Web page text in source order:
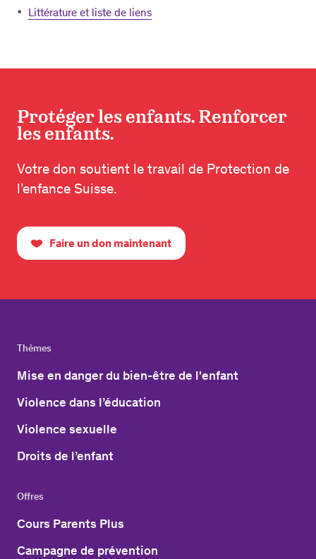
Littérature et liste de liens
Protéger les enfants. Renforcer
les enfants.
Votre don soutient le travail de Protection de
l’enfance Suisse.
Faire un don maintenant
Thèmes
Mise en danger du bien-être de l'enfant
Violence dans l’éducation
Violence sexuelle
Droits de l’enfant
Offres
Cours Parents Plus
Campagne de prévention